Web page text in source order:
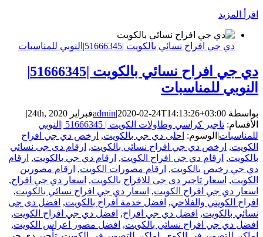
‫اقرأ المزيد
دي جي افراح نسائي بالكويت |51666345|النوبي للمناسبات
دي جي افراح نسائي بالكويت |51666345|
النوبي للمناسبات
بواسطة admin|2020-02-24T14:13:26+03:00 فبراير 24th, 2020
|
الأقسام:
تاجير كراسي وطاولات الكويت | 51666345 |النوبي
للمناسبات| الوسوم: احلى دي جي بالكويت, ارخص دي جي افراح
الكويت, ارخص دي جي افراح نسائي بالكويت, ارقام دى جى نسائي
بالكويت, ارقام دي جي افراح الكويت, ارقام دي جي بالكويت, ارقام
دي جي رخيص بالكويت, ارقام مصورات الكويت, ارقام مصورين
الكويت, اسعار تاجير دى جى للافراح بالكويت, اسعار دي جي افراح,
اسعار دي جي افراح الكويت, اسعار دي جي افراح نسائي بالكويت,
افراح الكويتي والفلاحي, افضل خدمة افراح بالكويت, افضل دى جى
نسائي بالكويت, افضل دي جي افراح, افضل دي جي افراح الكويت,
افضل دي جي افراح نسائي بالكويت, افضل مصور اعراس الكويت,